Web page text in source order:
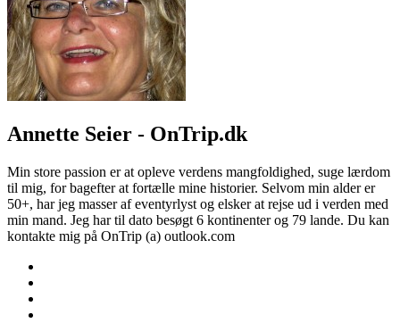
Annette Seier - OnTrip.dk
Min store passion er at opleve verdens mangfoldighed, suge lærdom
til mig, for bagefter at fortælle mine historier. Selvom min alder er
50+, har jeg masser af eventyrlyst og elsker at rejse ud i verden med
min mand. Jeg har til dato besøgt 6 kontinenter og 79 lande. Du kan
kontakte mig på OnTrip (a) outlook.com